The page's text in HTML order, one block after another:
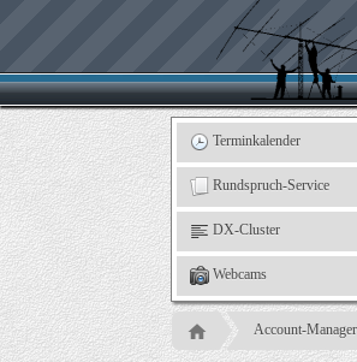
e.
V.,
Leinefelde
Terminkalender
Rundspruch-Service
DX-Cluster
Webcams
Account-Manager